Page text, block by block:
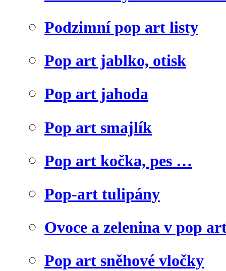
Podzimní pop art listy
Pop art jablko, otisk
Pop art jahoda
Pop art smajlík
Pop art kočka, pes …
Pop-art tulipány
Ovoce a zelenina v pop
Pop art sněhové vločky